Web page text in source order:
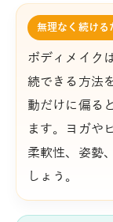
無理なく続ける
ボディメイク
続できる方法
動だけに偏る
ます。ヨガや
柔軟性、姿勢
しょう。